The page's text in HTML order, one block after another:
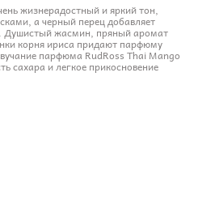
жизнерадостный и яркий тон,
а черный перец добавляет
Душистый жасмин, пряный аромат
корня ириса придают парфюму
парфюма RudRoss Thai Mango
сахара и легкое прикосновение